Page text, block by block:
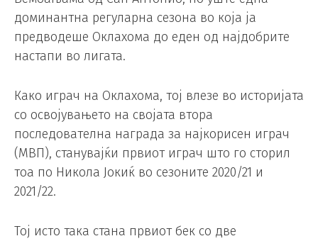
доминантна регуларна сезона во која ја
предводеше Оклахома до еден од најдобрите
настапи во лигата.
Како играч на Оклахома, тој влезе во историјата
со освојувањето на својата втора
последователна награда за најкорисен играч
(MВП), станувајќи првиот играч што го сторил
тоа по Никола Јокиќ во сезоните 2020/21 и
2021/22.
Тој исто така стана првиот бек со две